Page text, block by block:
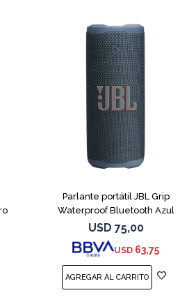
Parlante portátil JBL Grip
Waterproof Bluetooth Azul
USD 75,00
USD 63,75